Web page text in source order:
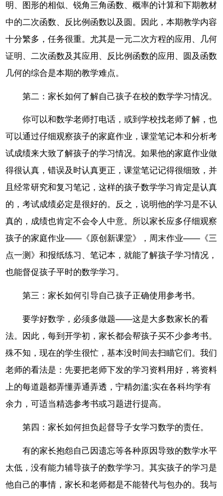
明、图形的相似、锐角三角函数、概率的计算和下期教材
中的二次函数、反比例函数以及圆。因此，本期教学内容
十分繁多，任务很重。尤其是一元二次方程的应用、几何
证明、二次函数及其应用、反比例函数的应用、圆及函数
几何的综合是本期的教学难点。
第二：家长如何了解自己孩子在校的数学学习情况。
你可以和数学老师打电话，或到学校找老师了解，也
可以通过仔细观察孩子的家庭作业，课堂笔记本和分析考
试成绩来大致了解孩子的学习情况。如果他的家庭作业做
得很认真，错误及时认真更正，课堂笔记记得很细致，并
且经常研究和复习笔记，这样的孩子数学学习肯定是认真
的，考试成绩必定是很好的。反之，说明他的学习是不认
真的，成绩也肯定不会令人中意。所以家长应多仔细观察
孩子的家庭作业——《原创新课堂》，周末作业——《三
点一测》和报纸练习、笔记本，就能了解孩子学习情况，
也能督促孩子平时的数学学习。
第三：家长如何引导自己孩子正确使用参考书。
要学好数学，必须多做题——这是大多数家长的看
法。因此，每到开学初，家长都会帮孩子买不少参考书。
殊不知，现在的学生很忙，基本没时间去扫瞄它们。我们
老师的看法是：先要把老师下发的学习资料用好，将资料
上的每道题都弄懂弄通弄透，宁精勿滥;实在各科均学有
余力，可适当精选参考书或习题进行提高。
第四：家长如何担负起督导子女学习数学的责任。
有的家长抱怨自己因遗忘等各种原因导致的数学水平
太低，没有能力辅导孩子的数学学习。其实孩子的学习是
他自己的事情，家长和老师都是不能替代与包办的。我与